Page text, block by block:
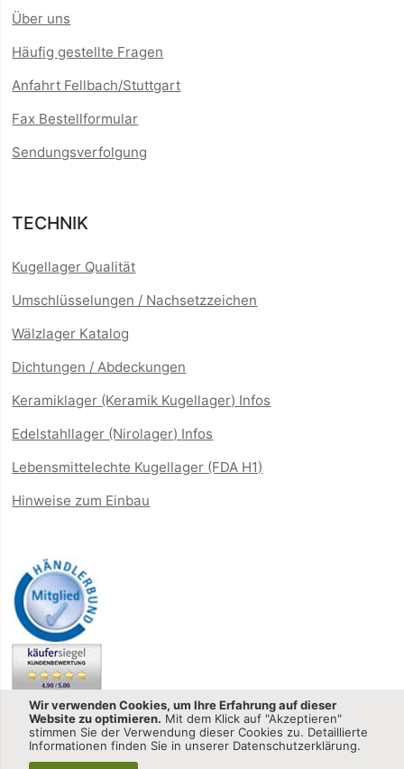
Wir verwenden Cookies, um Ihre Erfahrung auf dieser
Website zu optimieren. Mit dem Klick auf "Akzeptieren"
stimmen Sie der Verwendung dieser Cookies zu. Detaillierte
Informationen finden Sie in unserer Datenschutzerklärung.
Über uns
Häufig gestellte Fragen
Anfahrt Fellbach/Stuttgart
Fax Bestellformular
Sendungsverfolgung
TECHNIK
Kugellager Qualität
Umschlüsselungen / Nachsetzzeichen
Wälzlager Katalog
Dichtungen / Abdeckungen
Keramiklager (Keramik Kugellager) Infos
Edelstahllager (Nirolager) Infos
Lebensmittelechte Kugellager (FDA H1)
Hinweise zum Einbau